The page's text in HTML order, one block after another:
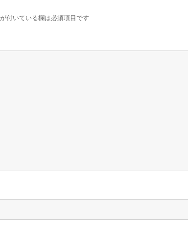
が付いている欄は必須項目です